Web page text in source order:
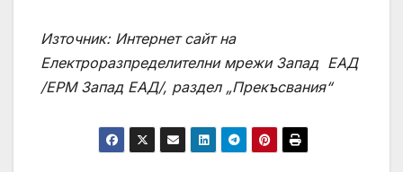
Източник: Интернет сайт на
Електроразпределителни мрежи Запад EАД
/ЕРМ Запад EАД/, раздел „Прекъсвания“